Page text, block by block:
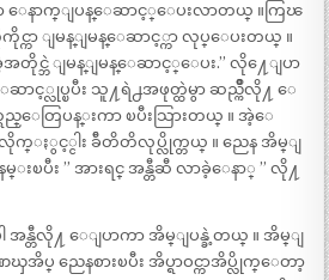
ကာ ေနာက္ျပန္ေဆာင့္ေပးလာတယ္ ။ကြၽ
ကာ ျမန္ျမန္ေဆာင့္ကာ လုပ္ေပးတယ္ ။
အဲ့အတိုင္ဘဲ ျမန္ျမန္ေဆာင့္ေပး.” လို႔ေျပာ
ဆာင့္လုပ္ၿပီး သူ႔ရဲ႕အဖုတ္ထဲမွာ ဆည္က်ိဳလို႔ ေ
ည္ေတြပန္းကာ ၿပီးသြားတယ္ ။ အဲ့ေ
လိုက္ႏွင့္ငါး ခ်ီတိတိလုပ္လိုက္တယ္ ။ ညေန အိမ္ျ
မ္းၿပီး ” အားရင္ အန္တီဆီ လာခဲ့ေနာ္ ” လို႔
န္တီလို႔ ေျပာကာ အိမ္ျပန္ခဲ့တယ္ ။ အိမ္ျ
အိပ္ ညေနစားၿပီး အိပ္ရာဝင္ကာအိပ္လိုက္ေတာ့